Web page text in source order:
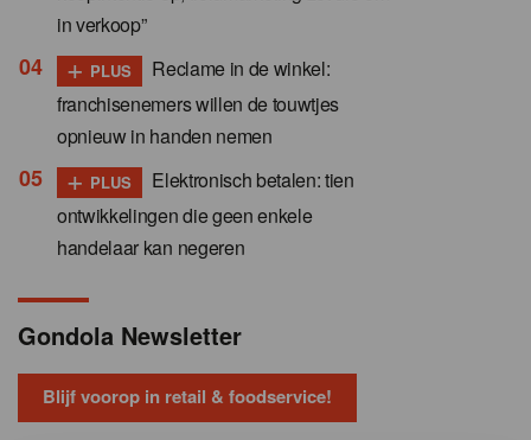
in verkoop”
+ PLUS
Reclame in de winkel:
franchisenemers willen de touwtjes
opnieuw in handen nemen
+ PLUS
Elektronisch betalen: tien
ontwikkelingen die geen enkele
handelaar kan negeren
Gondola Newsletter
Blijf voorop in retail & foodservice!